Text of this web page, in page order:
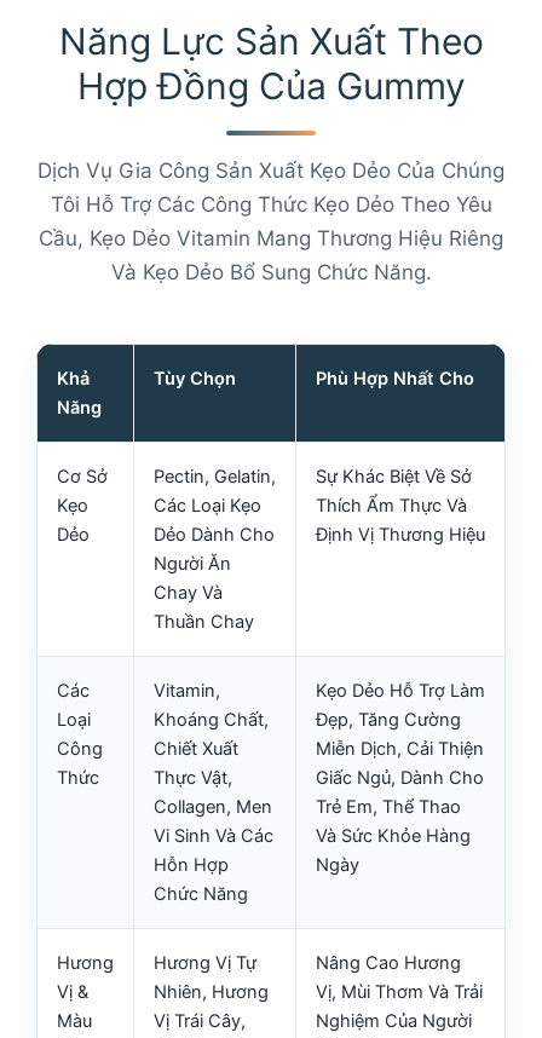
Năng Lực Sản Xuất Theo
Hợp Đồng Của Gummy
Dịch Vụ Gia Công Sản Xuất Kẹo Dẻo Của Chúng
Tôi Hỗ Trợ Các Công Thức Kẹo Dẻo Theo Yêu
Cầu, Kẹo Dẻo Vitamin Mang Thương Hiệu Riêng
Và Kẹo Dẻo Bổ Sung Chức Năng.
Khả
Năng
Tùy Chọn Phù Hợp Nhất Cho
Cơ Sở
Kẹo
Dẻo
Pectin, Gelatin,
Các Loại Kẹo
Dẻo Dành Cho
Người Ăn
Chay Và
Thuần Chay
Sự Khác Biệt Về Sở
Thích Ẩm Thực Và
Định Vị Thương Hiệu
Các
Loại
Công
Thức
Vitamin,
Khoáng Chất,
Chiết Xuất
Thực Vật,
Collagen, Men
Vi Sinh Và Các
Hỗn Hợp
Chức Năng
Kẹo Dẻo Hỗ Trợ Làm
Đẹp, Tăng Cường
Miễn Dịch, Cải Thiện
Giấc Ngủ, Dành Cho
Trẻ Em, Thể Thao
Và Sức Khỏe Hàng
Ngày
Hương
Vị &
Màu
Hương Vị Tự
Nhiên, Hương
Vị Trái Cây,
Nâng Cao Hương
Vị, Mùi Thơm Và Trải
Nghiệm Của Người